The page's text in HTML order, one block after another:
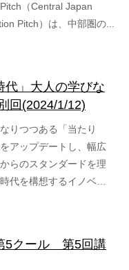
（Central Japan
Pitch）は、中部圏の...
代」大人の学びな
回(2024/1/12)
りつつある「当たり
アップデートし、幅広
らのスタンダードを理
代を構想するイノベ…
5クール 第5回講